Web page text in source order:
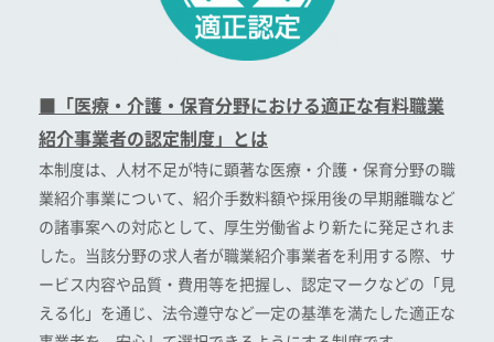
■「医療・介護・保育分野における適正な有料職業
紹介事業者の認定制度」とは
本制度は、人材不足が特に顕著な医療・介護・保育分野の職
業紹介事業について、紹介手数料額や採用後の早期離職など
の諸事案への対応として、厚生労働省より新たに発足されま
した。当該分野の求人者が職業紹介事業者を利用する際、サ
ービス内容や品質・費用等を把握し、認定マークなどの「見
える化」を通じ、法令遵守など一定の基準を満たした適正な